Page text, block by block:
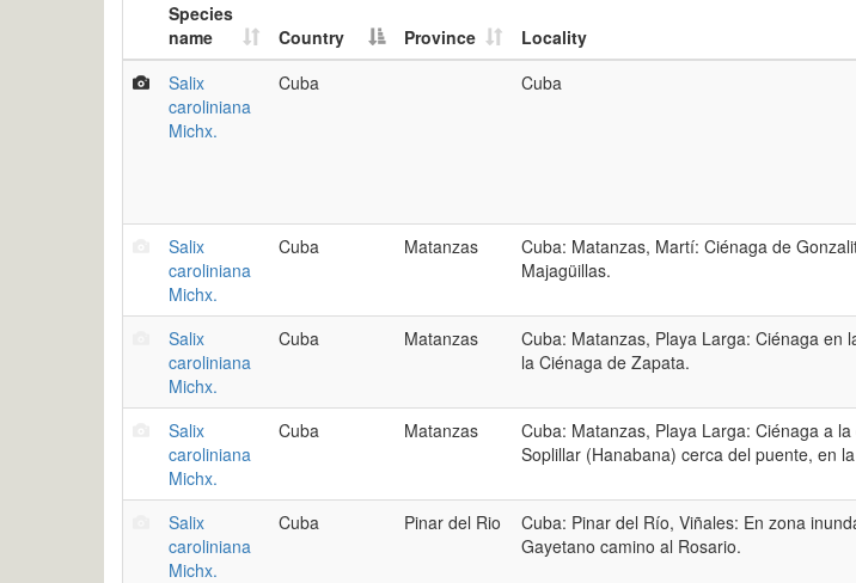
Species
name
Country Province Locality
Salix
caroliniana
Michx.
Cuba Cuba
Salix
caroliniana
Michx.
Cuba Matanzas
Cuba: Matanzas, Martí: Ciénaga de
Majagüillas.
Salix
caroliniana
Michx.
Cuba Matanzas
Cuba: Matanzas, Playa Larga: Ciénaga en
la Ciénaga de Zapata.
Salix
caroliniana
Michx.
Cuba Matanzas
Cuba: Matanzas, Playa Larga: Ciénaga a
Soplillar (Hanabana) cerca del puente, en
Salix
caroliniana
Michx.
Cuba Pinar del Rio
Cuba: Pinar del Río, Viñales: En zona
Gayetano camino al Rosario.